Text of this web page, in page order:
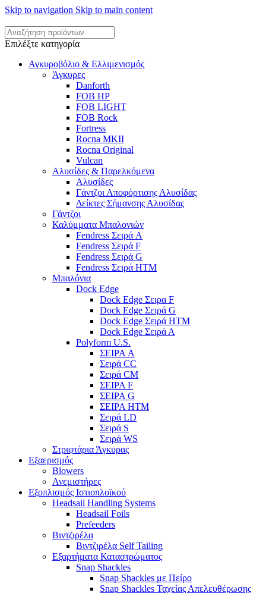
Skip to navigation Skip to main content
Επιλέξτε κατηγορία
Αγκυροβόλιο & Ελλιμενισμός
Άγκυρες
Danforth
FOB HP
FOB LIGHT
FOB Rock
Fortress
Rocna MKII
Rocna Original
Vulcan
Αλυσίδες & Παρελκόμενα
Αλυσίδες
Γάντζοι Αποφόρτισης Αλυσίδας
Δείκτες Σήμανσης Αλυσίδας
Γάντζοι
Καλύμματα Μπαλονιών
Fendress Σειρά A
Fendress Σειρά F
Fendress Σειρά G
Fendress Σειρά HTM
Μπαλόνια
Dock Edge
Dock Edge Σειρα F
Dock Edge Σειρά G
Dock Edge Σειρά HTM
Dock Edge Σειρά Α
Polyform U.S.
ΣΕΙΡΑ A
Σειρά CC
Σειρά CM
ΣΕΙΡΑ F
ΣΕΙΡΑ G
ΣΕΙΡΑ HTM
Σειρά LD
Σειρά S
Σειρά WS
Στριφτάρια Άγκυρας
Εξαερισμός
Blowers
Ανεμιστήρες
Εξοπλισμός Ιστιοπλοϊκού
Headsail Handling Systems
Headsail Foils
Prefeeders
Βιντζιρέλα
Βιντζιρέλα Self Tailing
Εξαρτήματα Καταστρώματος
Snap Shackles
Snap Shackles με Πείρο
Snap Shackles Ταχείας Απελευθέρωσης